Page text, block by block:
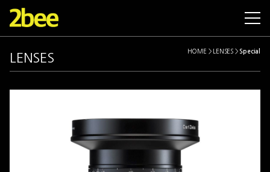
ACCESSORIES LIMITED
LENSES HOME > LENSES > Special